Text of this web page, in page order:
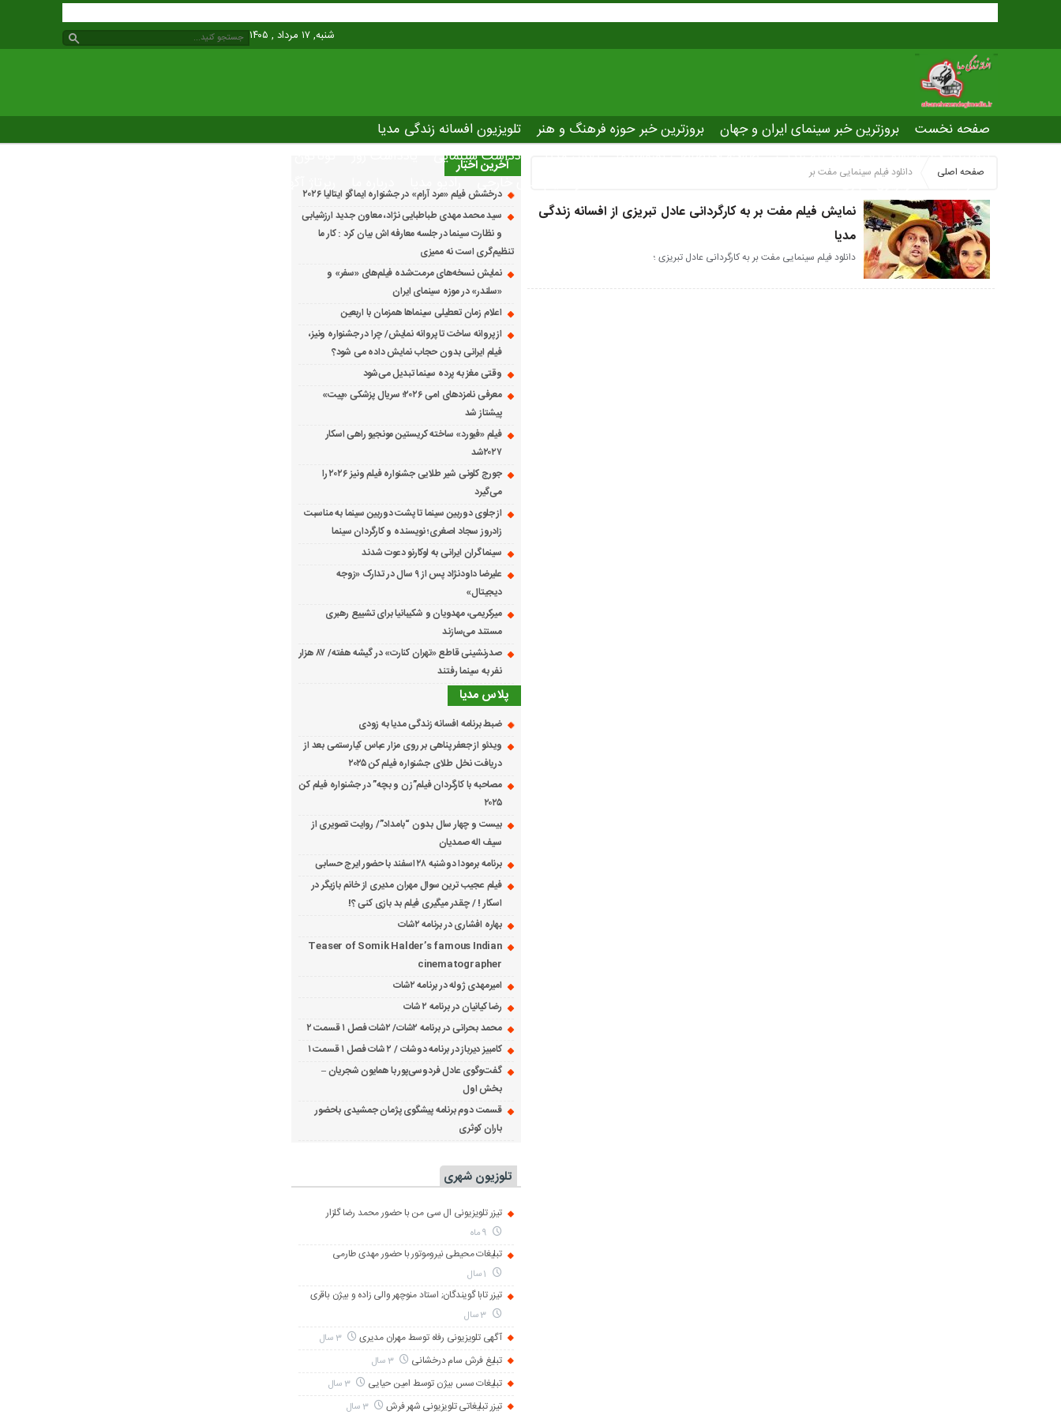
شنبه, ۱۷ مرداد , ۱۴۰۵
صفحه نخست بروزترین خبر سینمای ایران و جهان بروزترین خبر حوزه فرهنگ و هنر
تلویزیون افسانه زندگی مدیا
یادداشت سینمایی
عصر جدید
تلویزیون شهری The latest news of world cinema دانلود فیلم های خارجی رادیو مدیا درباره ما صفحه اصلی دانلود فیلم سینمایی مفت بر
نمایش فیلم مفت بر به کارگردانی عادل تبریزی از افسانه زندگی
مدیا
دانلود فیلم سینمایی مفت بر به کارگردانی عادل تبریزی ؛
آخرین اخبار
درخشش فیلم «مرد آرام» در جشنواره ایماگو ایتالیا ۲۰۲۶
سید محمد مهدی طباطبایی نژاد، معاون جدید ارزشیابی
و نظارت سینما در جلسه معارفه اش بیان کرد : کار ما
تنظیم‌گری است نه ممیزی
نمایش نسخه‌های مرمت‌شده فیلم‌های «سفر» و
«سلندر» در موزه سینمای ایران
اعلام زمان تعطیلی سینماها همزمان با اربعین
از پروانه ساخت تا پروانه نمایش/ چرا در جشنواره ونیز،
فیلم ایرانی بدون حجاب نمایش داده می شود؟
وقتی مغز به پرده سینما تبدیل می‌شود
معرفی نامزدهای امی ۲۰۲۶؛ سریال پزشکی «پیت»
پیشتاز شد
فیلم «فیورد» ساخته کریستین مونجیو راهی اسکار
۲۰۲۷شد
جورج کلونی شیر طلایی جشنواره فیلم ونیز ۲۰۲۶ را
می‌گیرد
از جلوی دوربین سینما تا پشت دوربین سینما به مناسبت
زادروز سجاد اصغری؛ نویسنده و کارگردان سینما
سینماگران ایرانی به لوکارنو دعوت شدند
علیرضا داودنژاد پس از ۹ سال در تدارک «زوجه
دیجیتال»
میرکریمی، مهدویان و شکیبانیا برای تشییع رهبری
مستند می‌سازند
صدرنشینی قاطع «تهران کنارت» در گیشه هفته/ ۸۷ هزار
نفر به سینما رفتند
پلاس مدیا
ضبط برنامه افسانه زندگی مدیا به زودی
ویدئو از جعفر پناهی بر روی مزار عباس کیارستمی بعد از
دریافت نخل طلای جشنواره فیلم کن ۲۰۲۵
مصاحبه با کارگردان فیلم”زن و بچه” در جشنواره فیلم کن
۲۰۲۵
بیست و چهار سال بدون “بامداد”/ روایت تصویری از
سیف اله صمدیان
برنامه برمودا دوشنبه ۲۸ اسفند با حضور ایرج حسابی
فیلم عجیب ترین سوال مهران مدیری از خانم بازیگر در
اسکار ! / چقدر میگیری فیلم بد بازی کنی ؟!
بهاره افشاری در برنامه ۲شات
Teaser of Somik Halder’s famous Indian
cinematographer
امیرمهدی ژوله در برنامه ۲شات
رضا کیانیان در برنامه ۲ شات
محمد بحرانی در برنامه ۲شات/ ۲شات فصل ۱ قسمت ۲
کامبیز دیرباز در برنامه دوشات / ۲ شات فصل ۱ قسمت ۱
گفت‌وگوی عادل فردوسی‌پور با همایون شجریان –
بخش اول
قسمت دوم برنامه پیشگوی پژمان جمشیدی باحضور
باران کوثری
تلوزیون شهری
تیزر تلویزیونی ال سی من با حضور محمد رضا گلزار
تبلیغات محیطی نیروموتور با حضور مهدی طارمی
تیزر تابا گویندگان; استاد منوچهر والی زاده و بیژن باقری
آگهی تلویزیونی رفاه توسط مهران مدیری 3 سال
تبلیغ فرش سام درخشانی 3 سال
تبلیغات سس بیژن توسط امین حیایی 3 سال
تیزر تبلیغاتی تلویزیونی شهر فرش 3 سال